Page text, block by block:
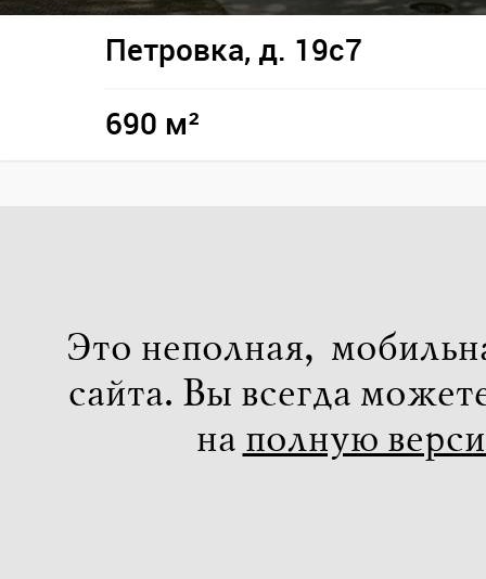
Петровка, д. 19с7
690 м²
Это неполная,
сайта. Вы всегда
на полную